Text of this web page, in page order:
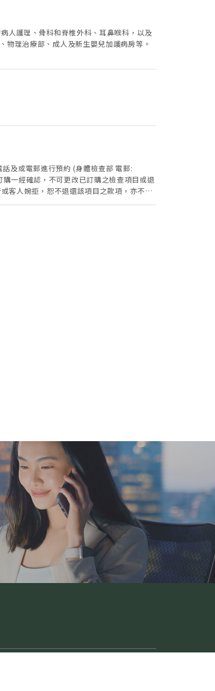
人護理、骨科和脊椎外科、耳鼻喉科，以及
理治療部、成人及新生嬰兒加護病房等。
及或電郵進行預約 (身體檢查部 電郵:
一經確認，不可更改已訂購之檢查項目或退
客人婉拒，恕不退還該項目之款項，亦不可
退款。- 所有於 Welloft 網上訂購的計劃不